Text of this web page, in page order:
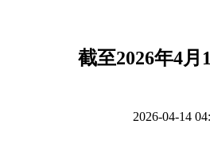
截至2026年4月
2026-04-14